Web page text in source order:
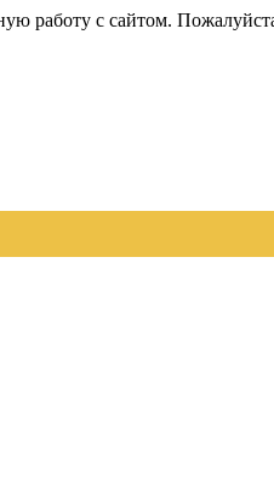
работу с сайтом.